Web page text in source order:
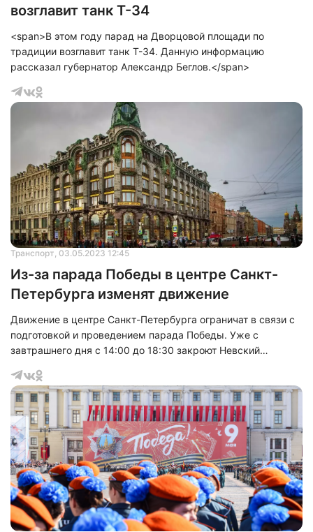
возглавит танк Т-34
<span>В этом году парад на Дворцовой площади по
традиции возглавит танк Т-34. Данную информацию
рассказал губернатор Александр Беглов.</span>
Транспорт, 03.05.2023 12:45
Из-за парада Победы в центре Санкт-
Петербурга изменят движение
Движение в центре Санкт-Петербурга ограничат в связи с
подготовкой и проведением парада Победы. Уже с
завтрашнего дня с 14:00 до 18:30 закроют Невский
включительно, а также Адмиралтейский проспект от
Гороховой до Невского.